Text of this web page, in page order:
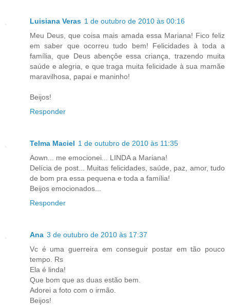
Luisiana Veras 1 de outubro de 2010 às 00:16
Meu Deus, que coisa mais amada essa Mariana! Fico feliz
em saber que ocorreu tudo bem! Felicidades à toda a
família, que Deus abençôe essa criança, trazendo muita
saúde e alegria, e que traga muita felicidade à sua mamãe
maravilhosa, papai e maninho!
Beijos!
Responder
Telma Maciel 1 de outubro de 2010 às 11:35
Aown... me emocionei... LINDA a Mariana!
Delícia de post... Muitas felicidades, saúde, paz, amor, tudo
de bom pra essa pequena e toda a família!
Beijos emocionados...
Responder
Ana 3 de outubro de 2010 às 17:37
Vc é uma guerreira em conseguir postar em tão pouco
tempo. Rs
Ela é linda!
Que bom que as duas estão bem.
Adorei a foto com o irmão.
Beijos!